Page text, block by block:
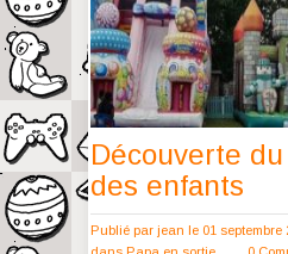
Découverte
des enfants
Publié par jean le 01 septembre